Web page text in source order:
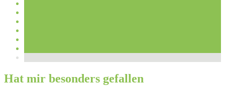
Hat mir besonders gefallen